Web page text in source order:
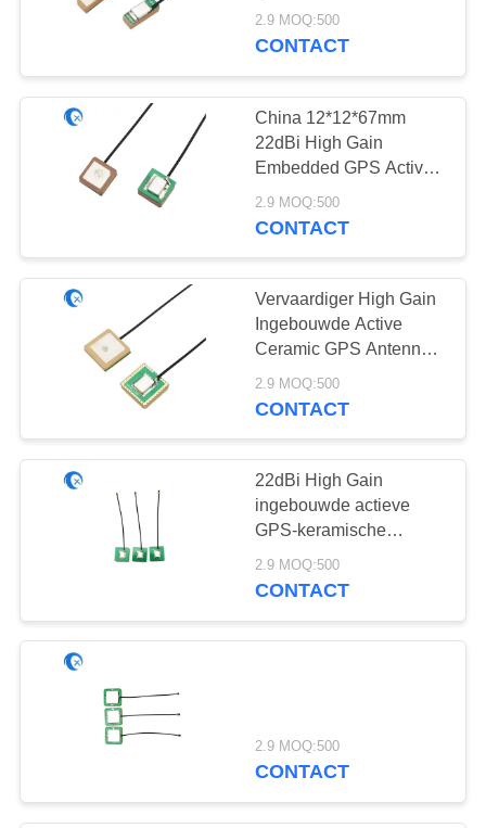
868 Mhz-Antenne
915 Mhz-Antenne
30
HDTV Antenne
module
2.9 MOQ:500
CONTACT
China 12*12*67mm
22dBi High Gain
Embedded GPS Active
Car Navigation Internal
Patch GPS Antenne
2.9 MOQ:500
CONTACT
Vervaardiger High Gain
Ingebouwde Active
Ceramic GPS Antenna
Met U. FL Ipex
Vrouwelijke Connector
2.9 MOQ:500
CONTACT
22dBi High Gain
ingebouwde actieve
GPS-keramische
antennes met Ipex-
connector
2.9 MOQ:500
CONTACT
2.9 MOQ:500
CONTACT